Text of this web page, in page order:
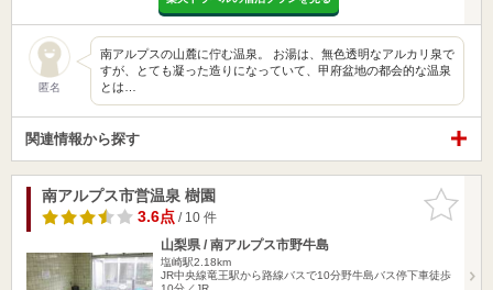
匿名
南アルプスの山麓に佇む温泉。 お湯は、無色透明なアルカリ泉で
すが、とても凝った造りになっていて、甲府盆地の都会的な温泉
とは…
関連情報から探す
お気に入
りに追加
南アルプス市営温泉 樹園
3.6点/ 10 件
山梨県 / 南アルプス市野牛島
塩崎駅2.18km
JR中央線竜王駅から路線バスで10分野牛島バス停下車徒歩